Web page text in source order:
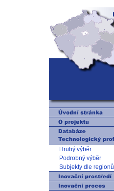
Hrubý výběr
Podrobný výběr
Subjekty dle regionů